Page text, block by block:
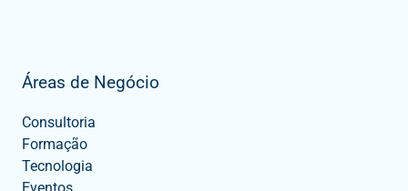
Áreas de Negócio
Consultoria
Formação
Tecnologia